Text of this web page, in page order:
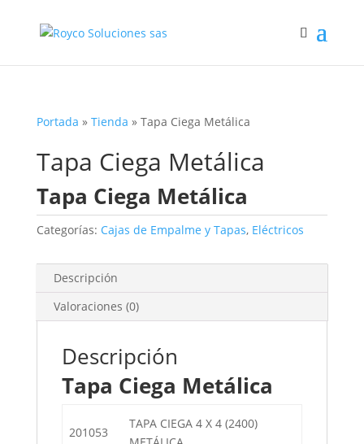
Portada » Tienda » Tapa Ciega Metálica
Tapa Ciega Metálica
Tapa Ciega Metálica
Categorías: Cajas de Empalme y Tapas, Eléctricos
Descripción
Valoraciones (0)
Descripción
Tapa Ciega Metálica
201053
TAPA CIEGA 4 X 4 (2400)